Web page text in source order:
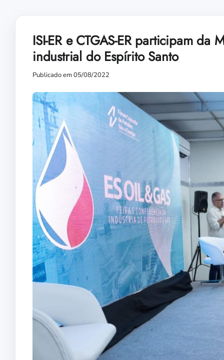
ISI-ER e CTGAS-ER participam
industrial do Espírito Santo
Publicado em 05/08/2022